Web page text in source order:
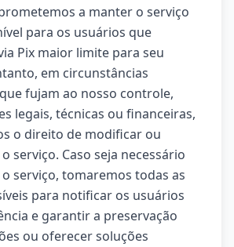
a manter o serviço
para os usuários que
Pix maior limite para seu
em circunstâncias
fujam ao nosso controle,
legais, técnicas ou financeiras,
o direito de modificar ou
serviço. Caso seja necessário
serviço, tomaremos todas as
para notificar os usuários
e garantir a preservação
ou oferecer soluções